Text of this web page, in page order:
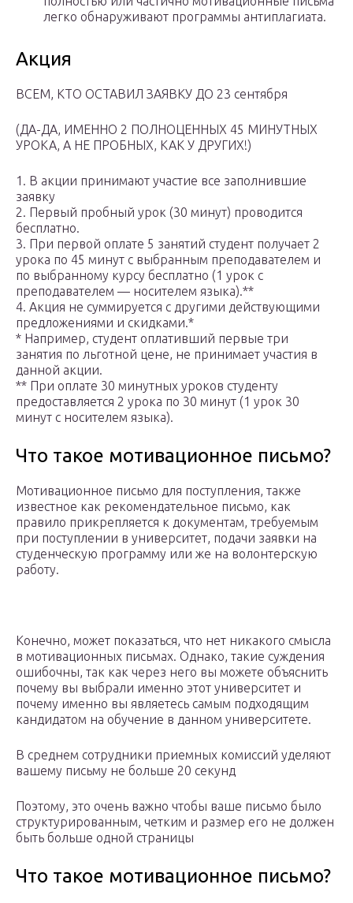
легко обнаруживают программы антиплагиата.
Акция
ВСЕМ, КТО ОСТАВИЛ ЗАЯВКУ ДО 23 сентября
(ДА-ДА, ИМЕННО 2 ПОЛНОЦЕННЫХ 45 МИНУТНЫХ
УРОКА, А НЕ ПРОБНЫХ, КАК У ДРУГИХ!)
1. В акции принимают участие все заполнившие
заявку
2. Первый пробный урок (30 минут) проводится
бесплатно.
3. При первой оплате 5 занятий студент получает 2
урока по 45 минут с выбранным преподавателем и
по выбранному курсу бесплатно (1 урок с
преподавателем — носителем языка).**
4. Акция не суммируется с другими действующими
предложениями и скидками.*
* Например, студент оплативший первые три
занятия по льготной цене, не принимает участия в
данной акции.
** При оплате 30 минутных уроков студенту
предоставляется 2 урока по 30 минут (1 урок 30
минут с носителем языка).
Что такое мотивационное письмо?
Мотивационное письмо для поступления, также
известное как рекомендательное письмо, как
правило прикрепляется к документам, требуемым
при поступлении в университет, подачи заявки на
студенческую программу или же на волонтерскую
работу.
Конечно, может показаться, что нет никакого смысла
в мотивационных письмах. Однако, такие суждения
ошибочны, так как через него вы можете объяснить
почему вы выбрали именно этот университет и
почему именно вы являетесь самым подходящим
кандидатом на обучение в данном университете.
В среднем сотрудники приемных комиссий уделяют
вашему письму не больше 20 секунд
Поэтому, это очень важно чтобы ваше письмо было
структурированным, четким и размер его не должен
быть больше одной страницы
Что такое мотивационное письмо?